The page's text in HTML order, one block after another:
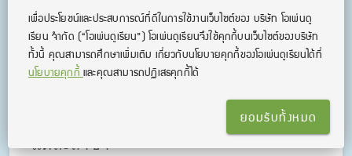
มหาวิทยาลัยเชียงใหม่ เป็นอีกหนึ่งแห่งที่
เปิดสอนในหลักสูตรนานาชาติค่อนข้าง
หลากหลาย อาทิ เศรษฐศาสตร์
วิศวกรรมศาสตร์ วิทยาศาสตร์ เป็นต้น
เข้าศึกษาต่อที่มหาวิทยาลัยเชียงใหม่จะอยู่
ที่ประมาณ 4.5-5.5 แตกต่างกันออกไปใน
แต่ละสาขา
เพื่อประโยชน์และประสบการณ์ที่ดีในการใช้งานเว็บไซต์ของ บริษัท โอเพ่นดู
เรียน จํากัด (“โอเพ่นดูเรียน”)โอเพ่นดูเรียนจึงใช้คุกกี้บนเว็บไซต์ของบริษัท
ทั้งนี้ คุณสามารถศึกษาเพิ่มเติม เกี่ยวกับนโยบายคุกกี้ของโอเพ่นดูเรียนได้ที่
นโยบายคุกกี้และคุณสามารถปฏิเสธคุกกี้ได้
ยอมรับทั้งหมด